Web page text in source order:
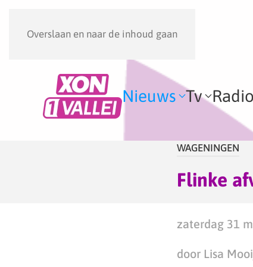
Overslaan en naar de inhoud gaan
Nieuws Tv Radio
WAGENINGEN
Flinke
zaterdag 31
door Lisa